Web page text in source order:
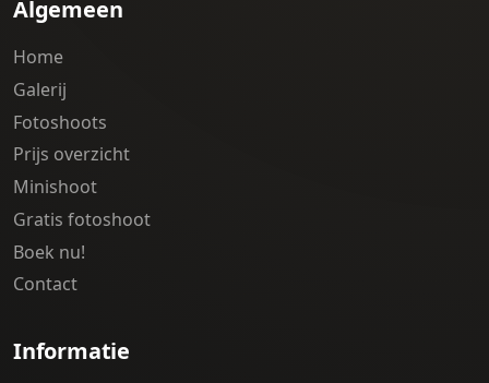
Algemeen
Home
Galerij
Fotoshoots
Prijs overzicht
Minishoot
Gratis fotoshoot
Boek nu!
Contact
Informatie